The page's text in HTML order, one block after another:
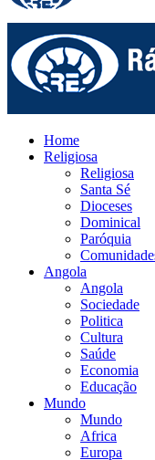
Home
Religiosa
Religiosa
Santa Sé
Dioceses
Dominical
Paróquia
Angola
Angola
Sociedade
Politica
Cultura
Saúde
Economia
Educação
Mundo
Mundo
Africa
Europa